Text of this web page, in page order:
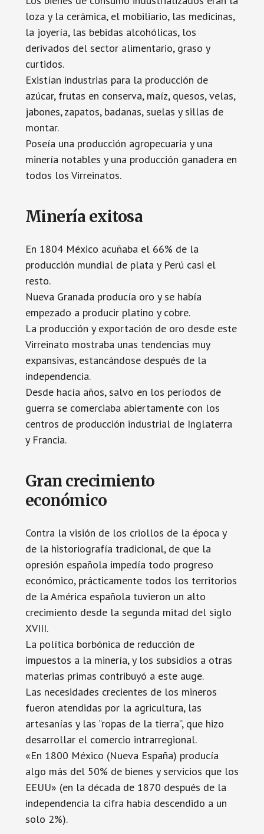
loza y la cerámica, el mobiliario, las medicinas,
la joyería, las bebidas alcohólicas, los
derivados del sector alimentario, graso y
curtidos.
Existían industrias para la producción de
azúcar, frutas en conserva, maíz, quesos, velas,
jabones, zapatos, badanas, suelas y sillas de
montar.
Poseía una producción agropecuaria y una
minería notables y una producción ganadera en
todos los Virreinatos.
Minería exitosa
En 1804 México acuñaba el 66% de la
producción mundial de plata y Perú casi el
resto.
Nueva Granada producía oro y se había
empezado a producir platino y cobre.
La producción y exportación de oro desde este
Virreinato mostraba unas tendencias muy
expansivas, estancándose después de la
independencia.
Desde hacía años, salvo en los períodos de
guerra se comerciaba abiertamente con los
centros de producción industrial de Inglaterra
y Francia.
Gran crecimiento
económico
Contra la visión de los criollos de la época y
de la historiografía tradicional, de que la
opresión española impedía todo progreso
económico, prácticamente todos los territorios
de la América española tuvieron un alto
crecimiento desde la segunda mitad del siglo
XVIII.
La política borbónica de reducción de
impuestos a la minería, y los subsidios a otras
materias primas contribuyó a este auge.
Las necesidades crecientes de los mineros
fueron atendidas por la agricultura, las
artesanías y las “ropas de la tierra”, que hizo
desarrollar el comercio intrarregional.
«En 1800 México (Nueva España) producía
algo más del 50% de bienes y servicios que los
EEUU» (en la década de 1870 después de la
independencia la cifra había descendido a un
solo 2%).